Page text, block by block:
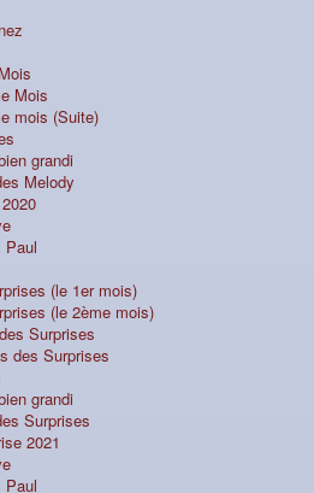
Mois
mois (Suite)
grandi
Melody
Paul
(le 1er mois)
(le 2ème mois)
Surprises
des Surprises
grandi
Surprises
2021
Paul